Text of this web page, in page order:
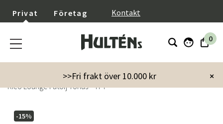
Privat Företag Kontakt
0
×
>>Fri frakt över 10.000 kr
Möbler Fåtöljer & puffar
Fåtöljer
Rico Lounge Fåtölj Tonus - 474
-15%